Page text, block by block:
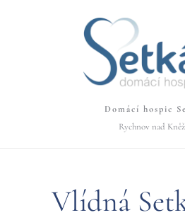
Domácí hospic
Rychnov nad
Vlídná